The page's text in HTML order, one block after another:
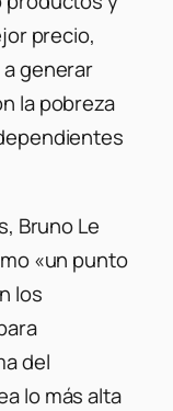
precio,
generar
la pobreza
Bruno Le
«un punto
los
del
lo más alta